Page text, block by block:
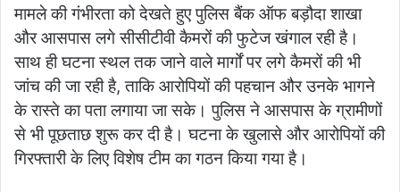
मामले की गंभीरता को देखते हुए पुलिस बैंक ऑफ बड़ौदा शाखा
और आसपास लगे सीसीटीवी कैमरों की फुटेज खंगाल रही है।
साथ ही घटना स्थल तक जाने वाले मार्गों पर लगे कैमरों की भी
जांच की जा रही है, ताकि आरोपियों की पहचान और उनके भागने
के रास्ते का पता लगाया जा सके। पुलिस ने आसपास के ग्रामीणों
से भी पूछताछ शुरू कर दी है। घटना के खुलासे और आरोपियों की
गिरफ्तारी के लिए विशेष टीम का गठन किया गया है।